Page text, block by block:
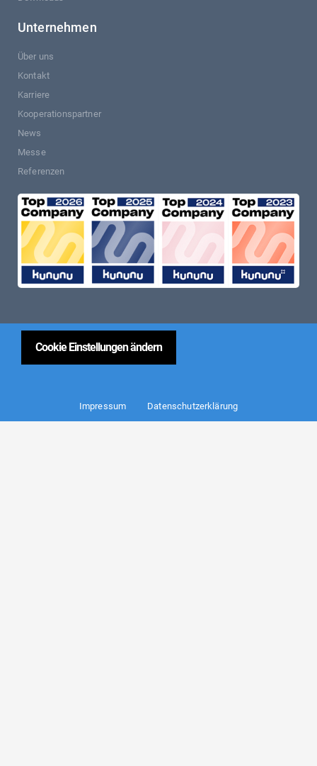
Unternehmen
Über uns
Kontakt
Karriere
Kooperationspartner
News
Messe
Referenzen
Cookie Einstellungen ändern
Impressum Datenschutzerklärung